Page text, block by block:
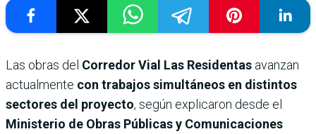
Las obras del Corredor Vial Las Residentas avanzan
actualmente con trabajos simultáneos en distintos
sectores del proyecto, según explicaron desde el
Ministerio de Obras Públicas y Comunicaciones